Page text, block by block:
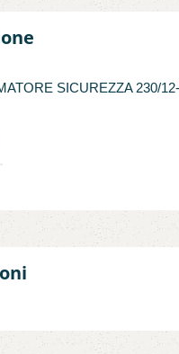
SICUREZZA 230/